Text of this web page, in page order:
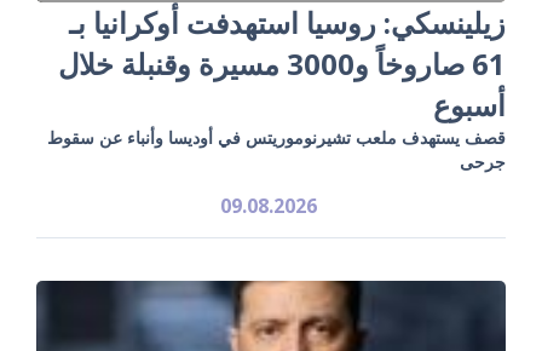
زيلينسكي: روسيا استهدفت أوكرانيا بـ
61 صاروخاً و3000 مسيرة وقنبلة خلال
أسبوع
قصف يستهدف ملعب تشيرنوموريتس في أوديسا وأنباء عن سقوط
جرحى
09.08.2026